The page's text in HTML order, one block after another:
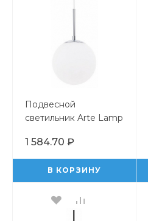
Подвесной
светильник Arte Lamp
1 584.70 ₽
В КОРЗИНУ